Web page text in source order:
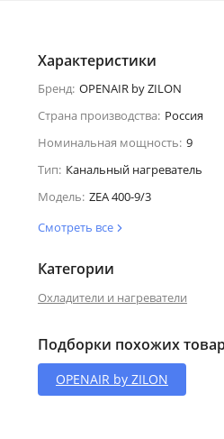
Характеристики
Бренд: OPENAIR by ZILON
Страна производства: Россия
Номинальная мощность: 9
Тип: Канальный нагреватель
Модель: ZEA 400-9/3
Смотреть все
Категории
Охладители и нагреватели
Подборки похожих
OPENAIR by ZILON